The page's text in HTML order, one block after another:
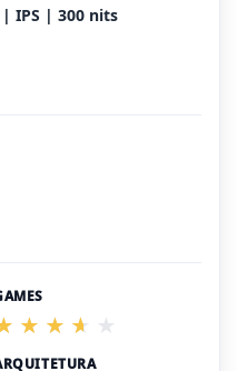
IPS | 300 nits